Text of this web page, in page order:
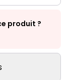
produit ?